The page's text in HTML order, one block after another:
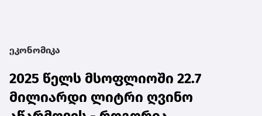
ეკონომიკა
2025 წელს მსოფლიოში 22.7
მილიარდი ლიტრი ღვინო